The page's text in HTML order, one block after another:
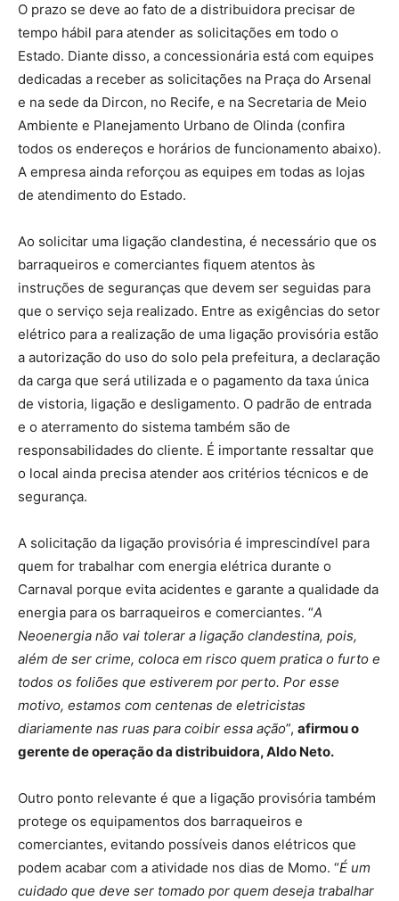
O prazo se deve ao fato de a distribuidora precisar de
tempo hábil para atender as solicitações em todo o
Estado. Diante disso, a concessionária está com equipes
dedicadas a receber as solicitações na Praça do Arsenal
e na sede da Dircon, no Recife, e na Secretaria de Meio
Ambiente e Planejamento Urbano de Olinda (confira
todos os endereços e horários de funcionamento abaixo).
A empresa ainda reforçou as equipes em todas as lojas
de atendimento do Estado.
Ao solicitar uma ligação clandestina, é necessário que os
barraqueiros e comerciantes fiquem atentos às
instruções de seguranças que devem ser seguidas para
que o serviço seja realizado. Entre as exigências do setor
elétrico para a realização de uma ligação provisória estão
a autorização do uso do solo pela prefeitura, a declaração
da carga que será utilizada e o pagamento da taxa única
de vistoria, ligação e desligamento. O padrão de entrada
e o aterramento do sistema também são de
responsabilidades do cliente. É importante ressaltar que
o local ainda precisa atender aos critérios técnicos e de
segurança.
A solicitação da ligação provisória é imprescindível para
quem for trabalhar com energia elétrica durante o
Carnaval porque evita acidentes e garante a qualidade da
energia para os barraqueiros e comerciantes. “A
Neoenergia não vai tolerar a ligação clandestina, pois,
além de ser crime, coloca em risco quem pratica o furto e
todos os foliões que estiverem por perto. Por esse
motivo, estamos com centenas de eletricistas
diariamente nas ruas para coibir essa ação”, afirmou o
gerente de operação da distribuidora, Aldo Neto.
Outro ponto relevante é que a ligação provisória também
protege os equipamentos dos barraqueiros e
comerciantes, evitando possíveis danos elétricos que
podem acabar com a atividade nos dias de Momo. “É um
cuidado que deve ser tomado por quem deseja trabalhar